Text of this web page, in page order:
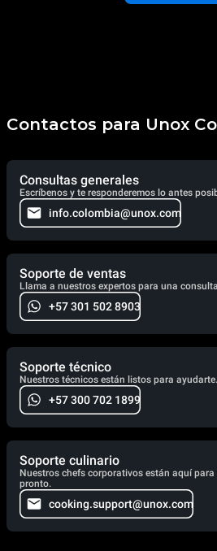
Contactos para Unox
Consultas generales
Escríbenos y te responderemos lo antes
info.colombia@unox.com
Soporte de ventas
Llama a nuestros expertos para una
+57 301 502 8903
Soporte técnico
Nuestros técnicos están listos para
+57 300 702 1899
Soporte culinario
Nuestros chefs corporativos están aquí para
pronto.
cooking.support@unox.com